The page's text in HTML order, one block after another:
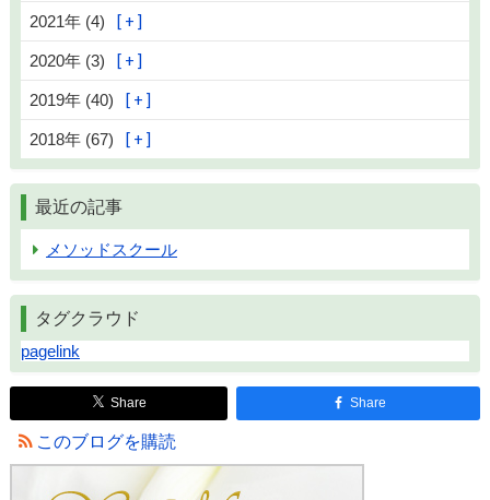
2021年 (4)
2020年 (3)
2019年 (40)
2018年 (67)
最近の記事
メソッドスクール
タグクラウド
pagelink
Share Share
このブログを購読